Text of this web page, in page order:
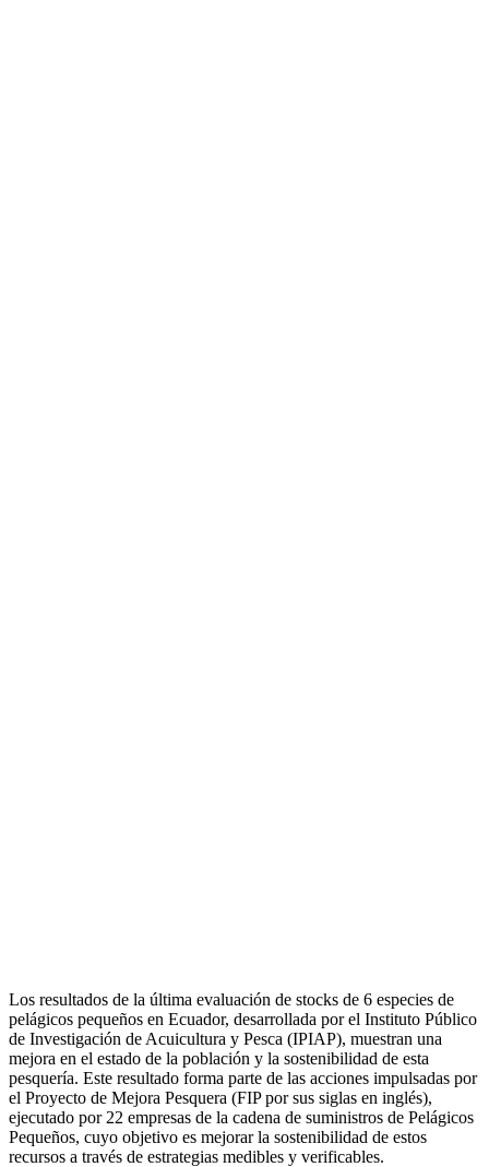
Los resultados de la última evaluación de stocks de 6 especies de
pelágicos pequeños en Ecuador, desarrollada por el Instituto Público
de Investigación de Acuicultura y Pesca (IPIAP), muestran una
mejora en el estado de la población y la sostenibilidad de esta
pesquería. Este resultado forma parte de las acciones impulsadas por
el Proyecto de Mejora Pesquera (FIP por sus siglas en inglés),
ejecutado por 22 empresas de la cadena de suministros de Pelágicos
Pequeños, cuyo objetivo es mejorar la sostenibilidad de estos
recursos a través de estrategias medibles y verificables.